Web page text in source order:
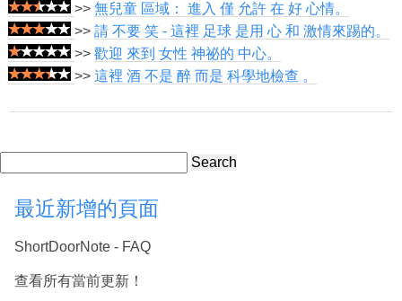
>> 無兒童 區域： 進入 僅 允許 在 好 心情。
>> 請 不要 笑 - 這裡 足球 是用 心 和 激情來踢的。
>> 歡迎 來到 女性 神祕的 中心。
>> 這裡 酒 不是 醉 而是 科學地檢查 。
Search
最近新增的頁面
ShortDoorNote - FAQ
查看所有當前更新！